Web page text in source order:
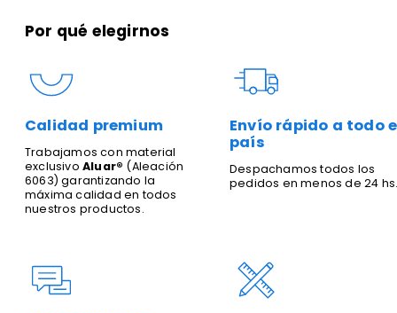
Por qué elegirnos
Calidad premium
Trabajamos con material
exclusivo Aluar® (Aleación
6063) garantizando la
máxima calidad en todos
nuestros productos.
Envío rápido a todo
país
Despachamos todos los
pedidos en menos de 24